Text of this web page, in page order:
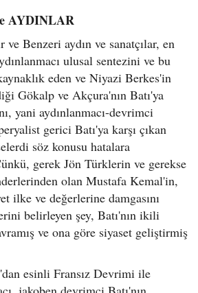
AYDINLAR
Benzeri aydın ve sanatçılar, en
ulusal sentezini ve bu
eden ve Niyazi Berkes'in
Gökalp ve Akçura'nın Batı'ya
yani aydınlanmacı-devrimci
gerici Batı'ya karşı çıkan
söz konusu hatalara
gerek Jön Türklerin ve gerekse
olan Mustafa Kemal'in,
ilke ve değerlerine damgasını
belirleyen şey, Batı'nın ikili
ve ona göre siyaset geliştirmiş
esinli Fransız Devrimi ile